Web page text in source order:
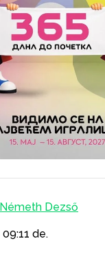
Németh Dezső
09:11 de.